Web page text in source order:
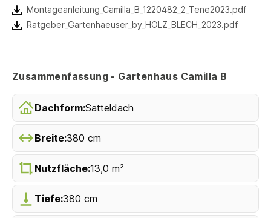
Montageanleitung_Camilla_B_1220482_2_Tene2023.pdf
Ratgeber_Gartenhaeuser_by_HOLZ_BLECH_2023.pdf
Zusammenfassung - Gartenhaus Camilla B
Dachform:Satteldach
Breite:380 cm
Nutzfläche:13,0 m²
Tiefe:380 cm